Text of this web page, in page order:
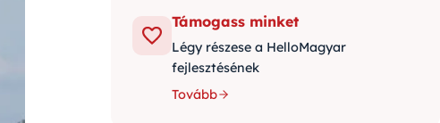
Támogass minket
Légy részese a HelloMagyar
fejlesztésének
Tovább